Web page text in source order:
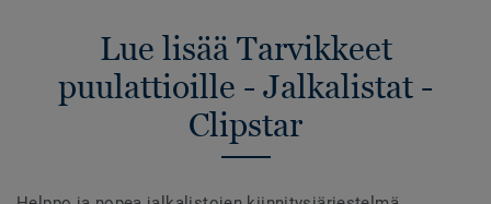
Lue lisää Tarvikkeet
puulattioille - Jalkalistat -
Clipstar